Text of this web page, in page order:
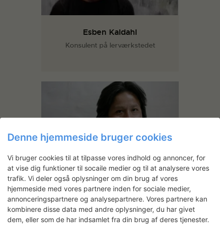
Esben Kaldahl
Konsulent på lerværkstedet
Walter Terrazos
Konsulent på IT-værkstedet
Denne hjemmeside bruger cookies
Vi bruger cookies til at tilpasse vores indhold og annoncer, for
at vise dig funktioner til socaile medier og til at analysere vores
trafik. Vi deler også oplysninger om din brug af vores
hjemmeside med vores partnere inden for sociale medier,
annonceringspartnere og analysepartnere. Vores partnere kan
kombinere disse data med andre oplysninger, du har givet
dem, eller som de har indsamlet fra din brug af deres tjenester.